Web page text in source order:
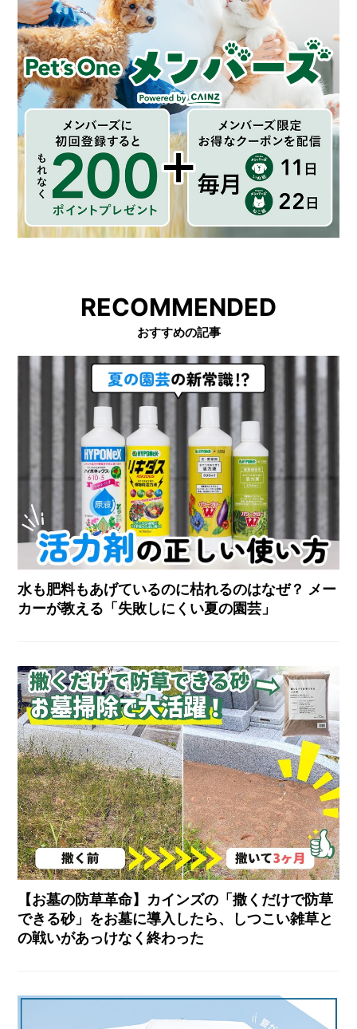
RECOMMENDED
おすすめの記事
水も肥料もあげているのに枯れるのはなぜ？ メー
カーが教える「失敗しにくい夏の園芸」
【お墓の防草革命】カインズの「撒くだけで防草
できる砂」をお墓に導入したら、しつこい雑草と
の戦いがあっけなく終わった